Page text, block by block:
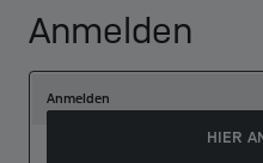
Anmelden
Anmelden
HIER